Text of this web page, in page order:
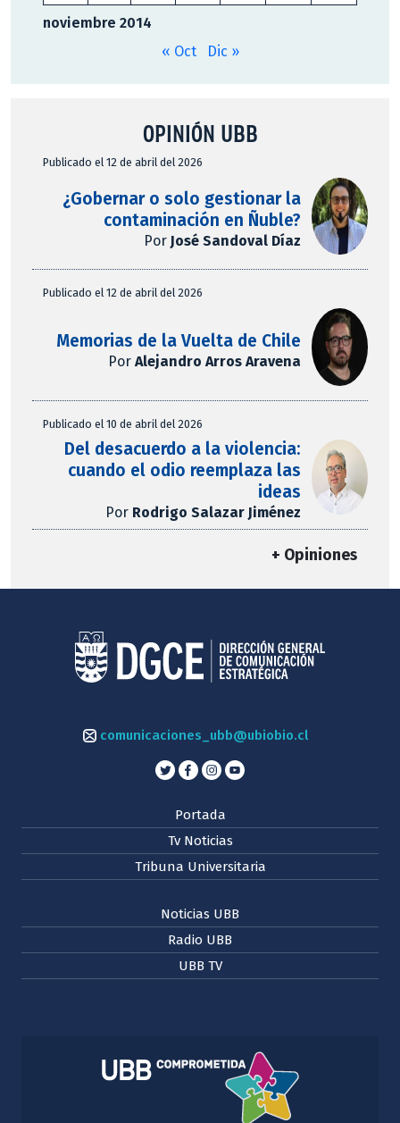
noviembre 2014
« Oct Dic »
OPINIÓN UBB
Publicado el 12 de abril del 2026
¿Gobernar o solo gestionar la
contaminación en Ñuble?
Por José Sandoval Díaz
Publicado el 12 de abril del 2026
Memorias de la Vuelta de Chile
PorAlejandro Arros Aravena
Publicado el 10 de abril del 2026
Del desacuerdo a la violencia:
cuando el odio reemplaza las
ideas
Por Rodrigo Salazar Jiménez
+ Opiniones
comunicaciones_ubb@ubiobio.cl
Portada
Tv Noticias
Tribuna Universitaria
Noticias UBB
Radio UBB
UBB TV